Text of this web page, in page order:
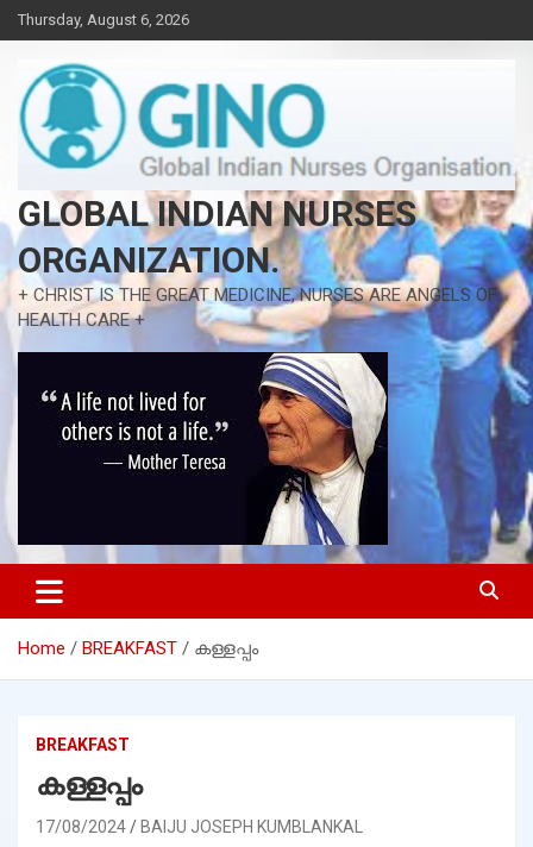
Skip
to
content
Thursday, August 6, 2026
GLOBAL INDIAN NURSES
ORGANIZATION.
+ CHRIST IS THE GREAT MEDICINE, NURSES ARE ANGELS OF
HEALTH CARE +
Home BREAKFAST കള്ളപ്പം
BREAKFAST
കള്ളപ്പം
17/08/2024 BAIJU JOSEPH KUMBLANKAL